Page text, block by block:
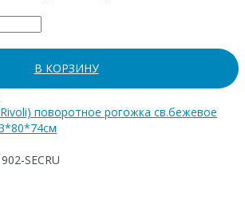
В КОРЗИНУ
поворотное рогожка св.бежевое
SECRU